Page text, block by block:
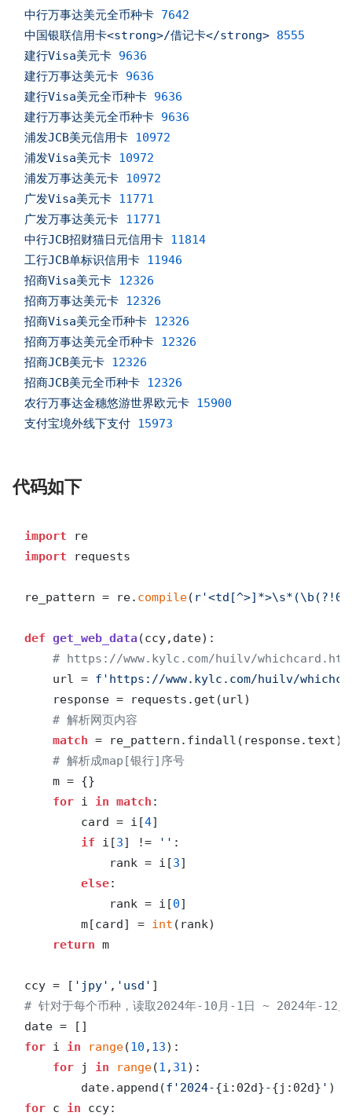
中行万事达美元全币种卡 7642
中国银联信用卡<strong>/借记卡</strong> 8555
建行Visa美元卡 9636
建行万事达美元卡 9636
建行Visa美元全币种卡 9636
建行万事达美元全币种卡 9636
浦发JCB美元信用卡 10972
浦发Visa美元卡 10972
浦发万事达美元卡 10972
广发Visa美元卡 11771
广发万事达美元卡 11771
中行JCB招财猫日元信用卡 11814
工行JCB单标识信用卡 11946
招商Visa美元卡 12326
招商万事达美元卡 12326
招商Visa美元全币种卡 12326
招商万事达美元全币种卡 12326
招商JCB美元卡 12326
招商JCB美元全币种卡 12326
农行万事达金穗悠游世界欧元卡 15900
支付宝境外线下支付 15973
代码如下
import
import requests
re_pattern = re. compile(
def get_web_data (ccy,date):
# https://www.kylc.com/huilv/
url = f'https://www.kylc.com/huilv/
response = requests.get(url)
# 解析网页内容
match = re_pattern.findall(response.text)
# 解析成map[银行]序号
m = {}
for i in match :
card = i[4]
if i[3] != '' :
rank = i[3]
else:
rank = i[0]
m[card] = int (rank)
return m
ccy = [ 'jpy' , 'usd'
# 针对于每个币种，读取2024年-10月-1日 ~ 2024年-12月-
for i in range(10 , 13):
for j in range(1 , 31 ):
date.append(f'2024-{i:02d}-{j:02d} '
for c in ccy: